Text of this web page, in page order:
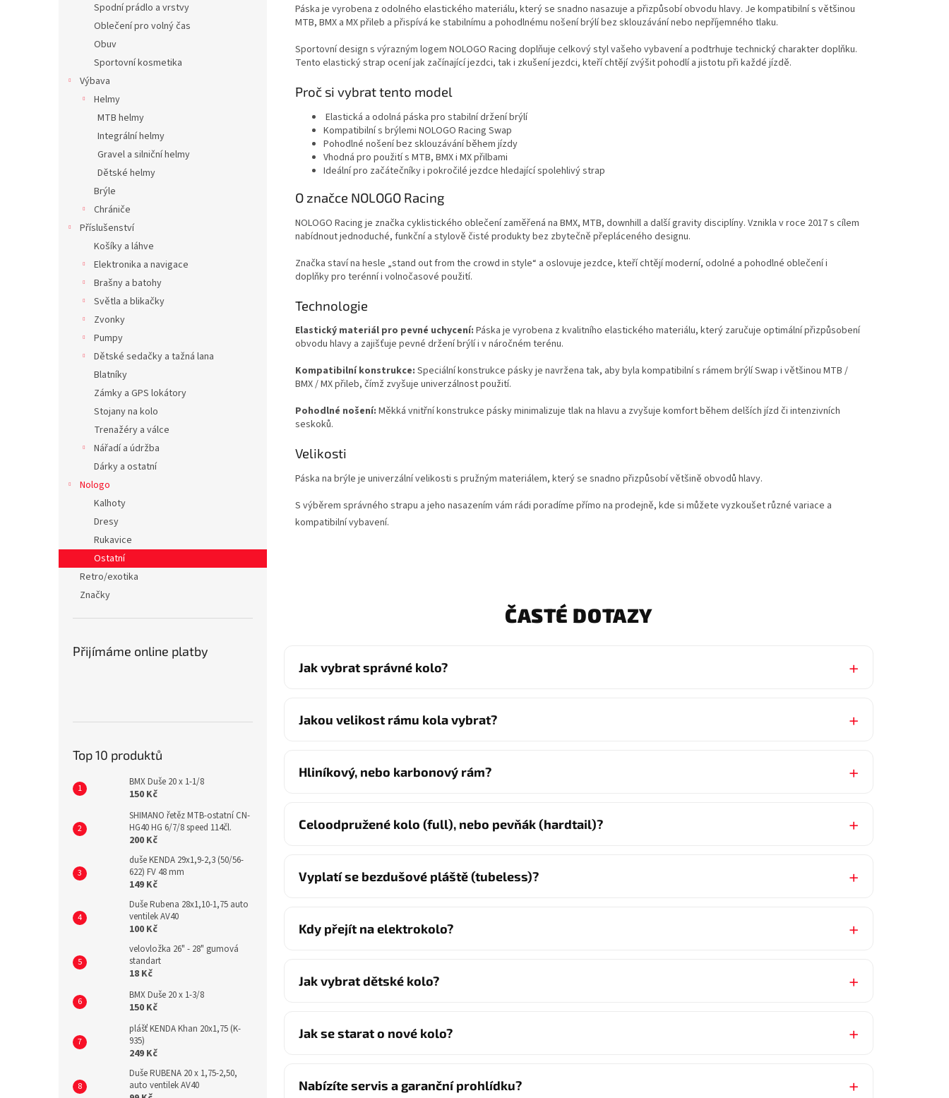
Spodní prádlo a vrstvy
Oblečení pro volný čas
Obuv
Sportovní kosmetika
Výbava
Helmy
MTB helmy
Integrální helmy
Gravel a silniční helmy
Dětské helmy
Brýle
Chrániče
Příslušenství
Košíky a láhve
Elektronika a navigace
Brašny a batohy
Světla a blikačky
Zvonky
Pumpy
Dětské sedačky a tažná lana
Blatníky
Zámky a GPS lokátory
Stojany na kolo
Trenažéry a válce
Nářadí a údržba
Dárky a ostatní
Nologo
Kalhoty
Dresy
Rukavice
Ostatní
Retro/exotika
Značky
Přijímáme online platby
Top 10 produktů
BMX Duše 20 x 1-1/8
150 Kč
SHIMANO řetěz MTB-ostatní CN-
HG40 HG 6/7/8 speed 114čl.
200 Kč
duše KENDA 29x1,9-2,3 (50/56-
622) FV 48 mm
149 Kč
Duše Rubena 28x1,10-1,75 auto
ventilek AV40
100 Kč
velovložka 26" - 28" gumová
standart
18 Kč
BMX Duše 20 x 1-3/8
150 Kč
plášť KENDA Khan 20x1,75 (K-
935)
249 Kč
Duše RUBENA 20 x 1,75-2,50,
auto ventilek AV40
Páska je vyrobena z odolného elastického materiálu, který se snadno nasazuje a přizpůsobí obvodu hlavy. Je kompatibilní s většinou
MTB, BMX a MX přileb a přispívá ke stabilnímu a pohodlnému nošení brýlí bez sklouzávání nebo nepříjemného tlaku.
Sportovní design s výrazným logem NOLOGO Racing doplňuje celkový styl vašeho vybavení a podtrhuje technický charakter doplňku.
Tento elastický strap ocení jak začínající jezdci, tak i zkušení jezdci, kteří chtějí zvýšit pohodlí a jistotu při každé jízdě.
Proč si vybrat tento model
Elastická a odolná páska pro stabilní držení brýlí
Kompatibilní s brýlemi NOLOGO Racing Swap
Pohodlné nošení bez sklouzávání během jízdy
Vhodná pro použití s MTB, BMX i MX přilbami
Ideální pro začátečníky i pokročilé jezdce hledající spolehlivý strap
O značce NOLOGO Racing
NOLOGO Racing je značka cyklistického oblečení zaměřená na BMX, MTB, downhill a další gravity disciplíny. Vznikla v roce 2017 s cílem
nabídnout jednoduché, funkční a stylově čisté produkty bez zbytečně přepláceného designu.
Značka staví na hesle „stand out from the crowd in style“ a oslovuje jezdce, kteří chtějí moderní, odolné a pohodlné oblečení i
doplňky pro terénní i volnočasové použití.
Technologie
Elastický materiál pro pevné uchycení: Páska je vyrobena z kvalitního elastického materiálu, který zaručuje optimální přizpůsobení
obvodu hlavy a zajišťuje pevné držení brýlí i v náročném terénu.
Kompatibilní konstrukce: Speciální konstrukce pásky je navržena tak, aby byla kompatibilní s rámem brýlí Swap i většinou MTB /
BMX / MX přileb, čímž zvyšuje univerzálnost použití.
Pohodlné nošení: Měkká vnitřní konstrukce pásky minimalizuje tlak na hlavu a zvyšuje komfort během delších jízd či intenzivních
seskoků.
Velikosti
Páska na brýle je univerzální velikosti s pružným materiálem, který se snadno přizpůsobí většině obvodů hlavy.
S výběrem správného strapu a jeho nasazením vám rádi poradíme přímo na prodejně, kde si můžete vyzkoušet různé variace a
kompatibilní vybavení.
ČASTÉ DOTAZY
Jak vybrat správné kolo?
Jakou velikost rámu kola vybrat?
Hliníkový, nebo karbonový rám?
Celoodpružené kolo (full), nebo pevňák (hardtail)?
Vyplatí se bezdušové pláště (tubeless)?
Kdy přejít na elektrokolo?
Jak vybrat dětské kolo?
Jak se starat o nové kolo?
Nabízíte servis a garanční prohlídku?